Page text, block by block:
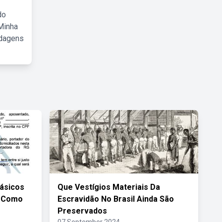
Que Vestígios Materiais Da
Escravidão No Brasil Ainda São
Preservados